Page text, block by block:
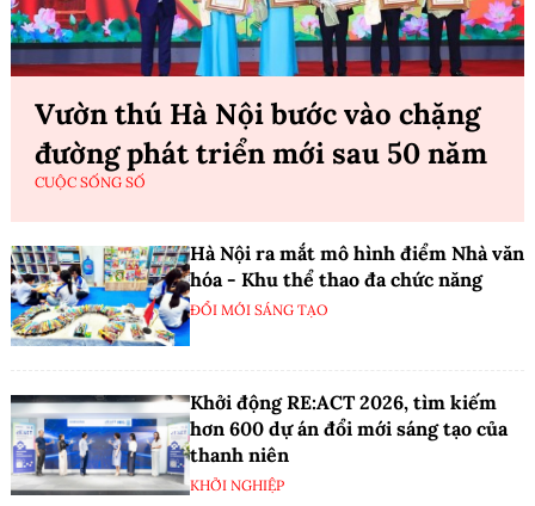
Vườn thú Hà Nội bước vào chặng
đường phát triển mới sau 50 năm
CUỘC SỐNG SỐ
Hà Nội ra mắt mô hình điểm Nhà văn
hóa - Khu thể thao đa chức năng
ĐỔI MỚI SÁNG TẠO
Khởi động RE:ACT 2026, tìm kiếm
hơn 600 dự án đổi mới sáng tạo của
thanh niên
KHỞI NGHIỆP